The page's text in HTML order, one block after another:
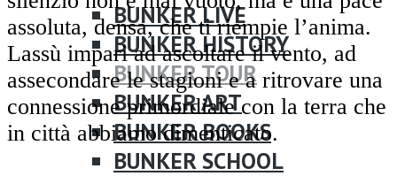
BUNKER LIVE
BUNKER HISTORY
BUNKER TOUR
BUNKER ART
BUNKER BOOKS
BUNKER SCHOOL
assoluta, densa, che ti riempie l’anima.
Lassù impari ad ascoltare il vento, ad
assecondare le stagioni e a ritrovare una
connessione primordiale con la terra che
in città abbiamo dimenticato.